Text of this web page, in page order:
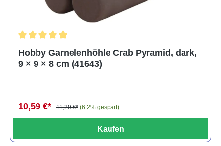
Hobby Garnelenhöhle Crab Pyramid, dark,
9 × 9 × 8 cm (41643)
10,59 €* 11,29 €* (6.2% gespart)
Kaufen